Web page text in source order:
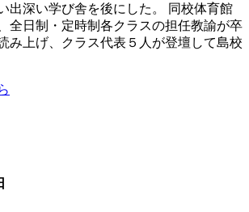
出深い学び舎を後にした。 同校体育館
全日制・定時制各クラスの担任教諭が卒
み上げ、クラス代表５人が登壇して島校